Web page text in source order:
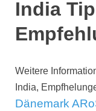
India
Weitere
India,
Dänemark